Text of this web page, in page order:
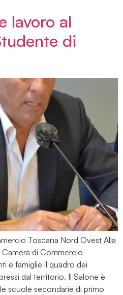
lavoro al
di
Toscana Nord Ovest Alla
di Commercio
e famiglie il quadro dei
dal territorio. Il Salone è
scuole secondarie di primo